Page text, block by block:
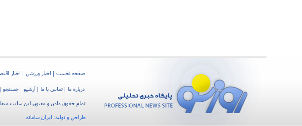
صفحه نخست اخبار ورزشی
اخبار
درباره ما
تماس با ما آرشیو جستجو
تمام حقوق مادی و معنوی این سایت
طراحی و تولید: ایران سامانه